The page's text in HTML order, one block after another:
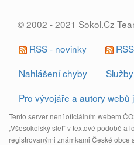
© 2002 - 2021 Sokol.Cz
RSS - novinky
Nahlášení chyby
Pro vývojáře a autory webů
Tento server není oficiálním webem
„Všesokolský slet“ v textové podobě
registrovanými známkami České obce